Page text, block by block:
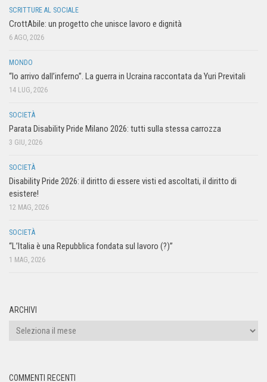
SCRITTURE AL SOCIALE
CrottAbile: un progetto che unisce lavoro e dignità
6 AGO, 2026
MONDO
“Io arrivo dall’inferno”. La guerra in Ucraina raccontata da Yuri Previtali
14 LUG, 2026
SOCIETÀ
Parata Disability Pride Milano 2026: tutti sulla stessa carrozza
3 GIU, 2026
SOCIETÀ
Disability Pride 2026: il diritto di essere visti ed ascoltati, il diritto di
esistere!
12 MAG, 2026
SOCIETÀ
“L’Italia è una Repubblica fondata sul lavoro (?)”
1 MAG, 2026
ARCHIVI
COMMENTI RECENTI